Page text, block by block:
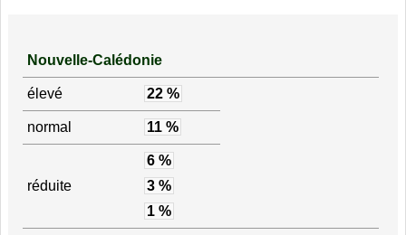
Nouvelle-Calédonie
élevé 22 %
normal 11 %
réduite
6 %
3 %
1 %